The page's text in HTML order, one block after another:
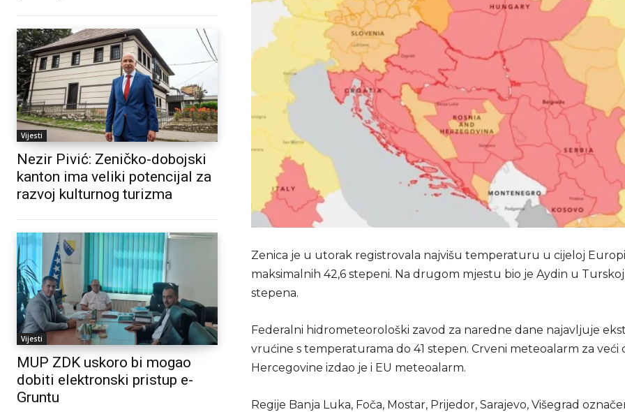
Vijesti
Nezir Pivić: Zeničko-dobojski
kanton ima veliki potencijal za
razvoj kulturnog turizma
Vijesti
MUP ZDK uskoro bi mogao
dobiti elektronski pristup e-
Gruntu
Zenica je u utorak registrovala najvišu temperaturu u cijeloj Europi
maksimalnih 42,6 stepeni. Na drugom mjestu bio je Aydin u Turskoj
stepena.
Federalni hidrometeorološki zavod za naredne dane najavljuje
vrućine s temperaturama do 41 stepen. Crveni meteoalarm za veći
Hercegovine izdao je i EU meteoalarm.
Regije Banja Luka, Foča, Mostar, Prijedor, Sarajevo, Višegrad